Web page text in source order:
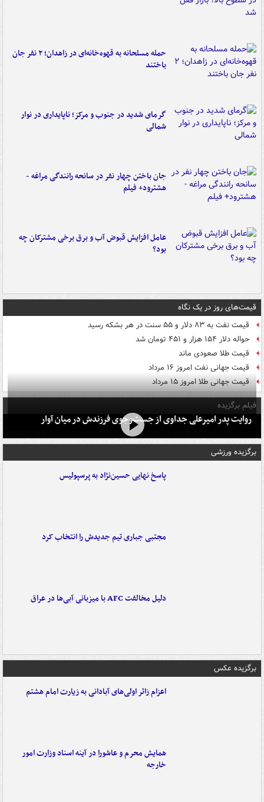
حمله مسلحانه به قهوه‌خانه‌ای در زاهدان؛ ۲ نفر جان
باختند
گرمای شدید در جنوب و مرکز؛ ناپایداری در نوار
شمالی
جان باختن چهار نفر در سانحه رانندگی مراغه -
هشترود+ فیلم
عامل افزایش قبوض آب و برق برخی مشترکان چه
بود؟
قیمت‌های روز در یک نگاه
قیمت نفت به ۸۳ دلار و ۵۵ سنت در هر بشکه رسید
حواله دلار ۱۵۴ هزار و ۴۵۱ تومان شد
قیمت طلا صعودی ماند
قیمت جهانی نفت امروز ۱۶ مرداد
قیمت جهانی طلا امروز ۱۵ مرداد
فیلم برگزیده
روایت پدر امیرعلی جداوی از جست‌وجوی فرزندش در میان آوار
برگزیده ورزشی
پاسخ نهایی حسین‌نژاد به پرسپولیس
مجتبی جباری تیم جدیدش را انتخاب کرد
دلیل مخالفت AFC با میزبانی آبی‌ها در عراق
برگزیده عکس
اعزام زائر اولی‌های آبادانی به زیارت امام هشتم
همایش محرم و عاشورا در آینه اسناد وزارت امور
خارجه